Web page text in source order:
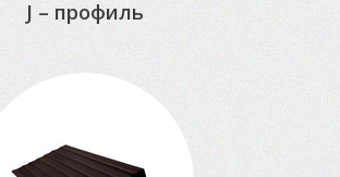
J – профиль